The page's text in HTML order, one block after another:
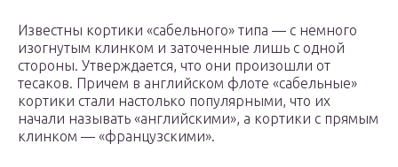
Известны кортики «сабельного» типа — с немного
изогнутым клинком и заточенные лишь с одной
стороны. Утверждается, что они произошли от
тесаков. Причем в английском флоте «сабельные»
кортики стали настолько популярными, что их
начали называть «английскими», а кортики с прямым
клинком — «французскими».